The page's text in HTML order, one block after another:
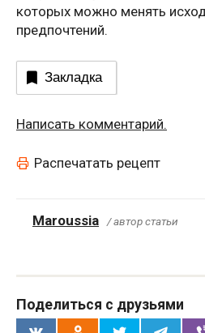
которых можно менять
предпочтений.
Закладка
Написать комментарий.
Распечатать рецепт
Maroussia / автор статьи
Поделиться с друзьями